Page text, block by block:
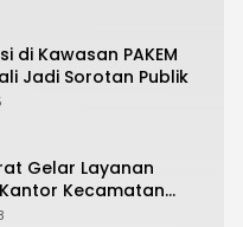
di Kawasan PAKEM
Jadi Sorotan Publik
Gelar Layanan
Kecamatan
Warga Antusias